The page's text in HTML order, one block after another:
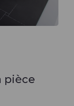
pièce